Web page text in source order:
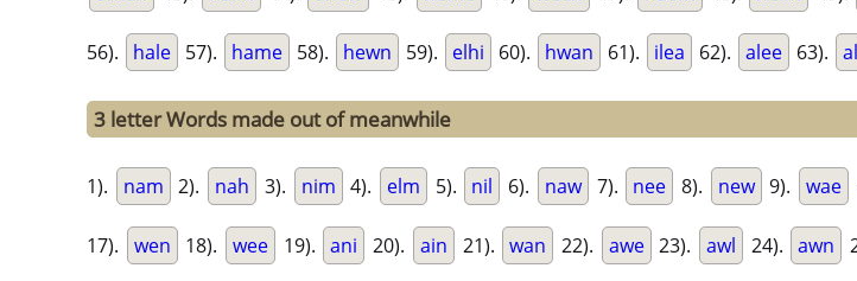
56). hale 57). hame 58). hewn 59). elhi 60). hwan 61). ilea 62). alee 63).
3 letter Words made out of meanwhile
1). nam 2). nah 3). nim 4). elm 5). nil 6). naw 7). nee 8). new 9). wae
17). wen 18). wee 19). ani 20). ain 21). wan 22). awe 23). awl 24). awn